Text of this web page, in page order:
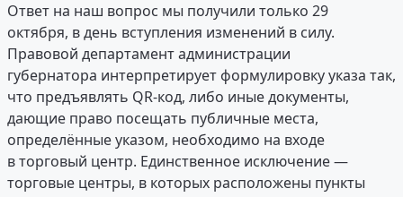
Ответ на наш вопрос мы получили только 29
октября, в день вступления изменений в силу.
Правовой департамент администрации
губернатора интерпретирует формулировку указа так,
что предъявлять QR-код, либо иные документы,
дающие право посещать публичные места,
определённые указом, необходимо на входе
в торговый центр. Единственное исключение —
торговые центры, в которых расположены пункты